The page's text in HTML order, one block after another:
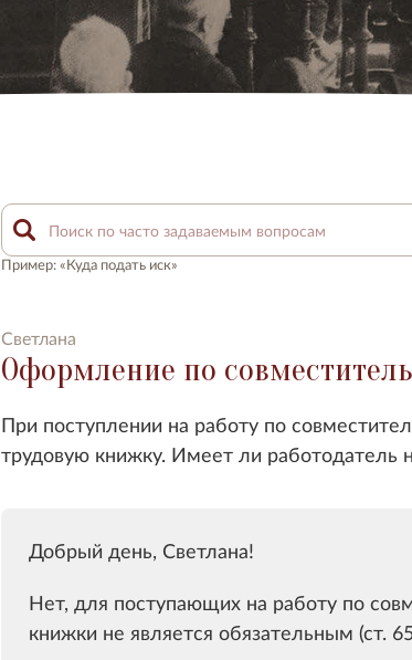
Пример: «Куда подать иск»
Светлана
Оформление по
При поступлении на работу по
трудовую книжку. Имеет ли работодатель
Добрый день, Светлана!
Нет, для поступающих на работу по
книжки не является обязательным (ст.